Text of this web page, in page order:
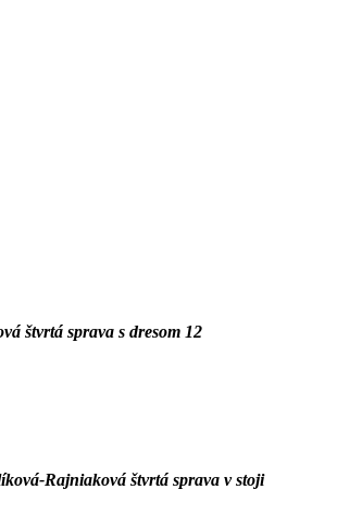
štvrtá sprava s dresom 12
Rajniaková štvrtá sprava v stoji